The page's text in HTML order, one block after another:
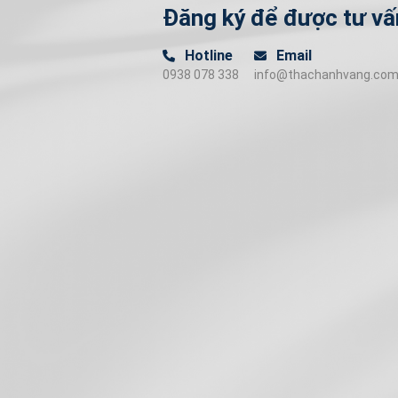
Đăng ký để được tư
Hotline
0938 078 338
Email
info@thachanhvang.com